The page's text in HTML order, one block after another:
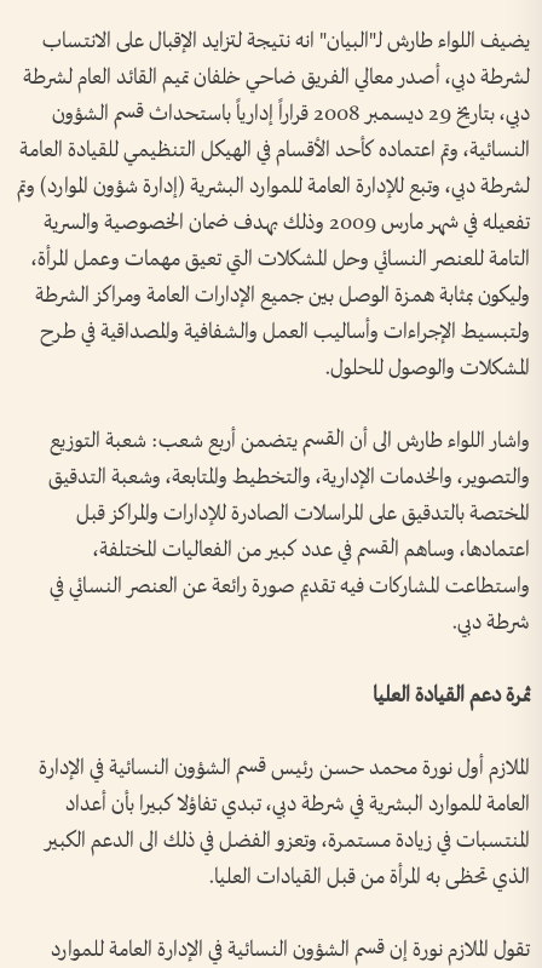
يضيف اللواء طارش لـ"البيان" انه نتيجة لتزايد الإقبال على الانتساب
لشرطة دبي، أصدر معالي الفريق ضاحي خلفان تميم القائد العام لشرطة
دبي، بتاريخ 29 ديسمبر 2008 قراراً إدارياً باستحداث قسم الشؤون
النسائية، وتم اعتماده كأحد الأقسام في الهيكل التنظيمي للقيادة العامة
لشرطة دبي، وتبع للإدارة العامة للموارد البشرية (إدارة شؤون الموارد) وتم
تفعيله في شهر مارس 2009 وذلك بهدف ضمان الخصوصية والسرية
التامة للعنصر النسائي وحل المشكلات التي تعيق مهمات وعمل المرأة،
وليكون بمثابة همزة الوصل بين جميع الإدارات العامة ومراكز الشرطة
ولتبسيط الإجراءات وأساليب العمل والشفافية والمصداقية في طرح
المشكلات والوصول للحلول.
واشار اللواء طارش الى أن القسم يتضمن أربع شعب: شعبة التوزيع
والتصوير، والخدمات الإدارية، والتخطيط والمتابعة، وشعبة التدقيق
المختصة بالتدقيق على المراسلات الصادرة للإدارات والمراكز قبل
اعتمادها، وساهم القسم في عدد كبير من الفعاليات المختلفة،
واستطاعت المشاركات فيه تقديم صورة رائعة عن العنصر النسائي في
شرطة دبي.
ثمرة دعم القيادة العليا
الملازم أول نورة محمد حسن رئيس قسم الشؤون النسائية في الإدارة
العامة للموارد البشرية في شرطة دبي، تبدي تفاؤلا كبيرا بأن أعداد
المنتسبات في زيادة مستمرة، وتعزو الفضل في ذلك الى الدعم الكبير
الذي تحظى به المرأة من قبل القيادات العليا.
تقول الملازم نورة إن قسم الشؤون النسائية في الإدارة العامة للموارد